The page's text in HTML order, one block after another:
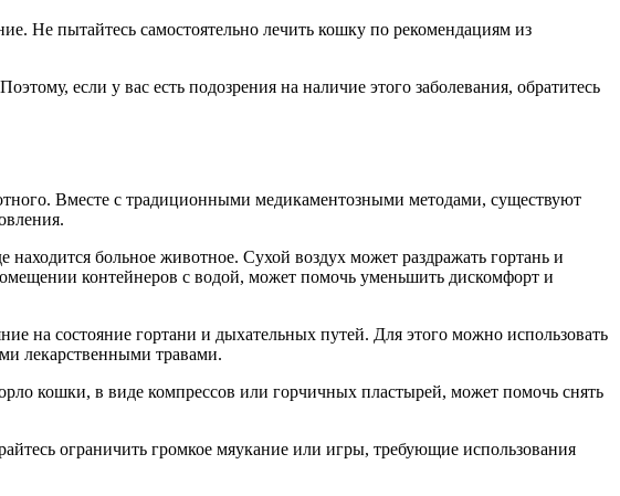
Не пытайтесь самостоятельно лечить кошку по рекомендациям из
если у вас есть подозрения на наличие этого заболевания, обратитесь
Вместе с традиционными медикаментозными методами, существуют
больное животное. Сухой воздух может раздражать гортань и
контейнеров с водой, может помочь уменьшить дискомфорт и
на состояние гортани и дыхательных путей. Для этого можно использовать
лекарственными травами.
кошки, в виде компрессов или горчичных пластырей, может помочь снять
ограничить громкое мяукание или игры, требующие использования